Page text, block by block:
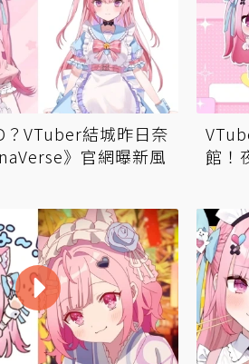
？VTuber結城昨日奈
》官網曝新風
館！